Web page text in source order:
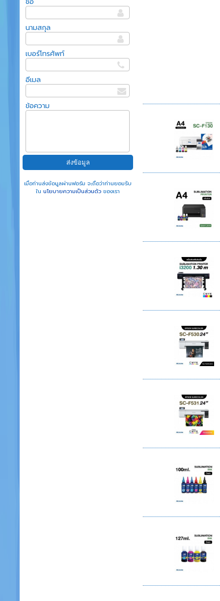
นามสกุล
เบอร์โทรศัพท์
อีเมล
ข้อความ
เมื่อท่านส่งข้อมูลผ่านฟอร์ม จะถือว่าท่านยอมรับ
ใน นโยบายความเป็นส่วนตัวของเรา